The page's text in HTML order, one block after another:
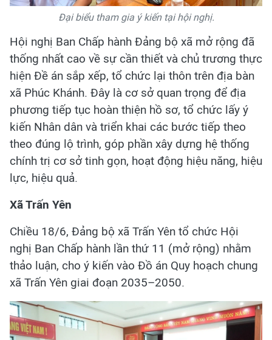
Đại biểu tham gia ý kiến tại hội nghị.
Hội nghị Ban Chấp hành Đảng bộ xã mở rộng đã
thống nhất cao về sự cần thiết và chủ trương thực
hiện Đề án sắp xếp, tổ chức lại thôn trên địa bàn
xã Phúc Khánh. Đây là cơ sở quan trọng để địa
phương tiếp tục hoàn thiện hồ sơ, tổ chức lấy ý
kiến Nhân dân và triển khai các bước tiếp theo
theo đúng lộ trình, góp phần xây dựng hệ thống
chính trị cơ sở tinh gọn, hoạt động hiệu năng, hiệu
lực, hiệu quả.
Xã Trấn Yên
Chiều 18/6, Đảng bộ xã Trấn Yên tổ chức Hội
nghị Ban Chấp hành lần thứ 11 (mở rộng) nhằm
thảo luận, cho ý kiến vào Đồ án Quy hoạch chung
xã Trấn Yên giai đoạn 2035–2050.